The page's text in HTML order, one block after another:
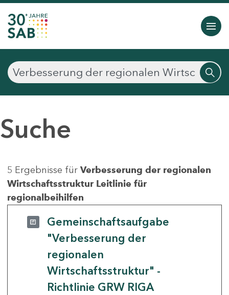
Suche
5 Ergebnisse für Verbesserung der regionalen
Wirtschaftsstruktur Leitlinie für
regionalbeihilfen
Gemeinschaftsaufgabe
"Verbesserung der
regionalen
Wirtschaftsstruktur" -
Richtlinie GRW RIGA